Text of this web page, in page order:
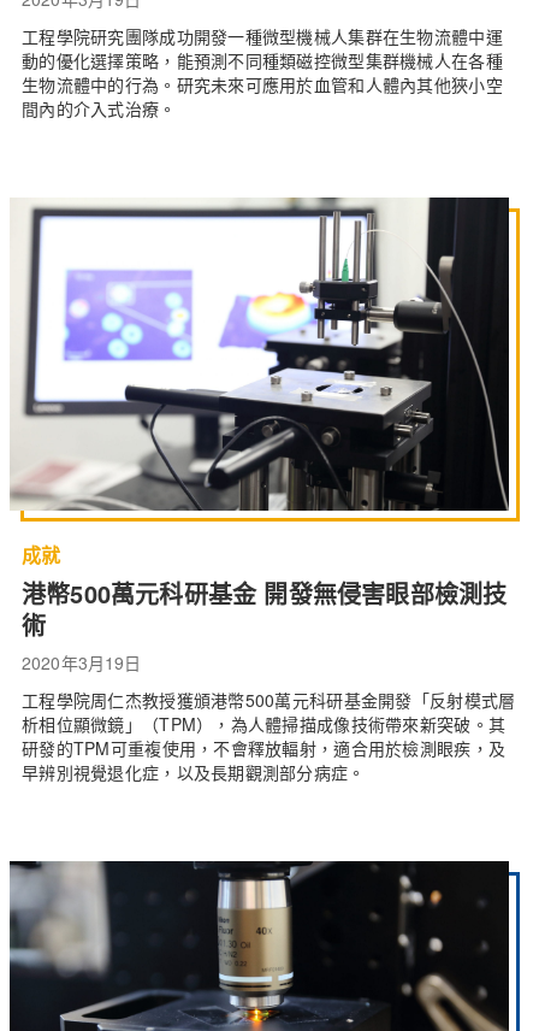
工程學院研究團隊成功開發一種微型機械人集群在生物流體中運
動的優化選擇策略，能預測不同種類磁控微型集群機械人在各種
生物流體中的行為。研究未來可應用於血管和人體內其他狹小空
間內的介入式治療。
成就
港幣500萬元科研基金 開發無侵害眼部檢測技
術
2020年3月19日
工程學院周仁杰教授獲頒港幣500萬元科研基金開發「反射模式層
析相位顯微鏡」（TPM），為人體掃描成像技術帶來新突破。其
研發的TPM可重複使用，不會釋放輻射，適合用於檢測眼疾，及
早辨別視覺退化症，以及長期觀測部分病症。